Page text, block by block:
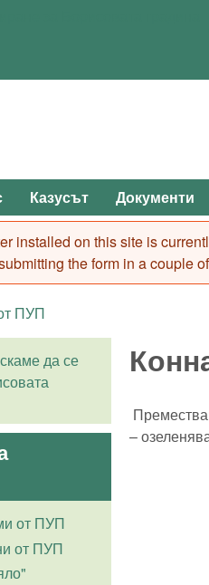
Казусът Документи
installed on this site is
the form in a couple
ПУП
–
да се
от ПУП
от ПУП